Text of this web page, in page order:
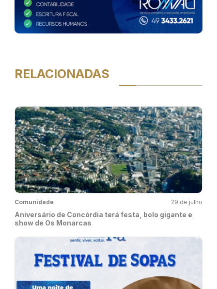
RELACIONADAS
Comunidade 29 de julho
Aniversário de Concórdia terá festa, bolo gigante e
show de Os Monarcas